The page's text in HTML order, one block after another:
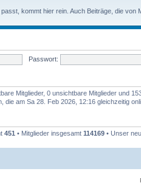
kommt hier rein. Auch Beiträge, die von
Passwort:
Mitglieder, 0 unsichtbare Mitglieder und
die am Sa 28. Feb 2026, 12:16 gleichzeitig
451 • Mitglieder insgesamt 114169 • Unser